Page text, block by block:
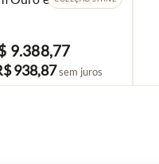
9.388,77
938,87sem juros
COMPRAR